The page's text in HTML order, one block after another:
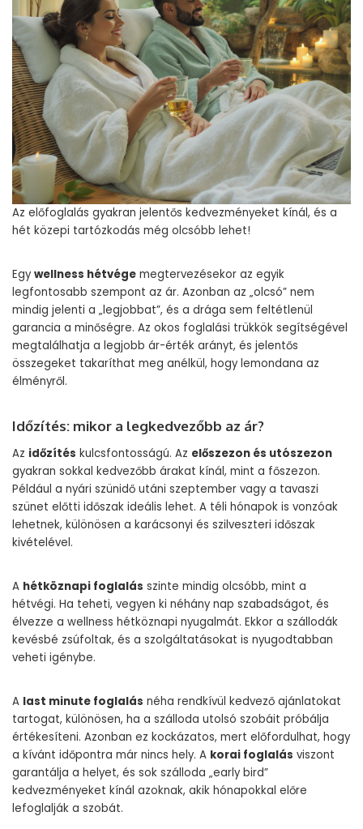
Az előfoglalás gyakran jelentős kedvezményeket kínál, és a
hét közepi tartózkodás még olcsóbb lehet!
Egy wellness hétvége megtervezésekor az egyik
legfontosabb szempont az ár. Azonban az „olcsó” nem
mindig jelenti a „legjobbat”, és a drága sem feltétlenül
garancia a minőségre. Az okos foglalási trükkök segítségével
megtalálhatja a legjobb ár-érték arányt, és jelentős
összegeket takaríthat meg anélkül, hogy lemondana az
élményről.
Időzítés: mikor a legkedvezőbb az ár?
Az időzítés kulcsfontosságú. Az előszezon és utószezon
gyakran sokkal kedvezőbb árakat kínál, mint a főszezon.
Például a nyári szünidő utáni szeptember vagy a tavaszi
szünet előtti időszak ideális lehet. A téli hónapok is vonzóak
lehetnek, különösen a karácsonyi és szilveszteri időszak
kivételével.
A hétköznapi foglalás szinte mindig olcsóbb, mint a
hétvégi. Ha teheti, vegyen ki néhány nap szabadságot, és
élvezze a wellness hétköznapi nyugalmát. Ekkor a szállodák
kevésbé zsúfoltak, és a szolgáltatásokat is nyugodtabban
veheti igénybe.
A last minute foglalás néha rendkívül kedvező ajánlatokat
tartogat, különösen, ha a szálloda utolsó szobáit próbálja
értékesíteni. Azonban ez kockázatos, mert előfordulhat, hogy
a kívánt időpontra már nincs hely. A korai foglalás viszont
garantálja a helyet, és sok szálloda „early bird”
kedvezményeket kínál azoknak, akik hónapokkal előre
lefoglalják a szobát.